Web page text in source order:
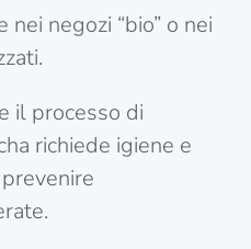
negozi “bio” o nei
il processo di
richiede igiene e